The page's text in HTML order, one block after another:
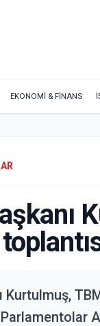
EKONOMİ & FİNANS
Kurtulmuş,